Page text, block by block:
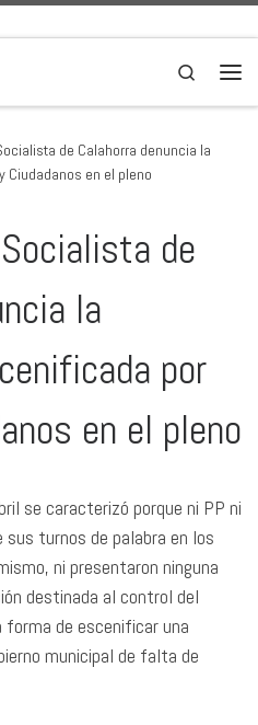
Search
de Calahorra denuncia la
Ciudadanos en el pleno
de
la
por
en el pleno
se caracterizó porque ni PP ni
sus turnos de palabra en los
ni presentaron ninguna
destinada al control del
forma de escenificar una
municipal de falta de